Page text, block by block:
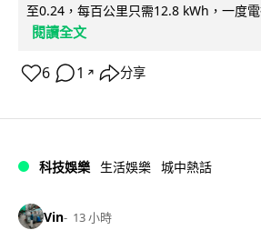
至0.24，每百公里只需12.8 kWh，一度
閱讀全文
6 1 ↗ 分享
科技娛樂 生活娛樂 城中熱話
Vin 13 小時